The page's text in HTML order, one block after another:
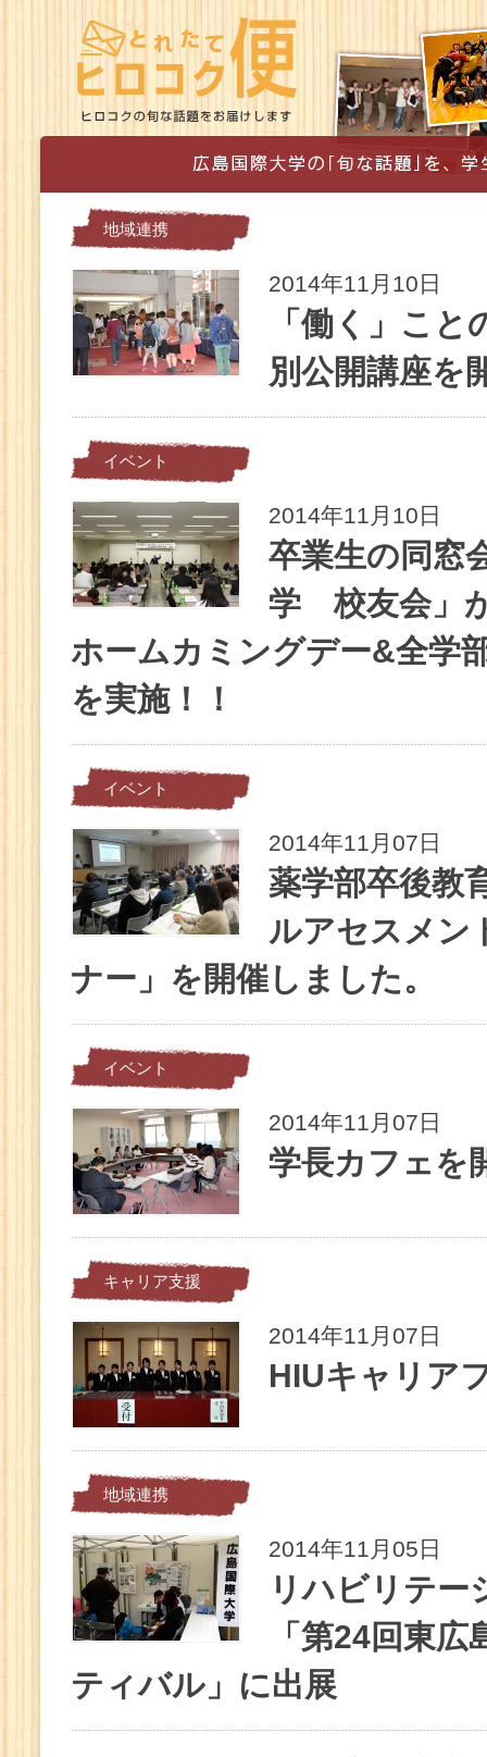
地域連携
2014年11月10日
「働く」こ
別公開講座を
イベント
2014年11月10日
卒業生の同窓
学 校友会」
ホームカミングデー&全学
を実施！！
イベント
2014年11月07日
薬学部卒後教
ルアセスメ
ナー」を開催しました。
イベント
2014年11月07日
学長カフェを
キャリア支援
2014年11月07日
HIUキャリア
地域連携
2014年11月05日
リハビリテー
「第24回東
ティバル」に出展